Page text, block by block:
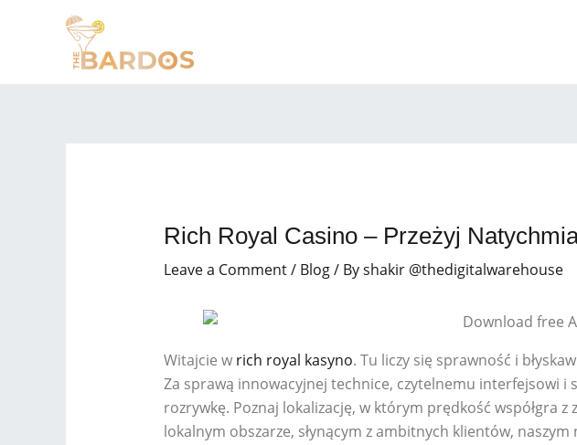
Rich Royal Casino – Przeżyj
Leave a Comment/ Blog/ Byshakir @thedigitalwarehouse
Witajcie w rich royal kasyno. Tu liczy się sprawność i
Za sprawą innowacyjnej technice, czytelnemu interfejsowi i
rozrywkę. Poznaj lokalizację, w którym prędkość współgra
lokalnym obszarze, słynącym z ambitnych klientów,
Post
navigation